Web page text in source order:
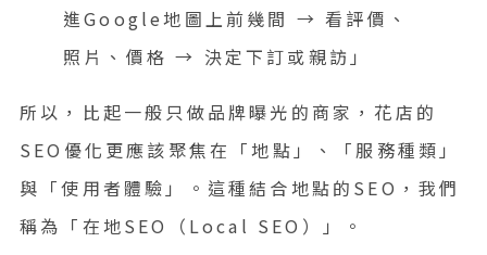
進Google地圖上前幾間 → 看評價、
照片、價格 → 決定下訂或親訪」
所以，比起一般只做品牌曝光的商家，花店的
SEO優化更應該聚焦在「地點」、「服務種類」
與「使用者體驗」。這種結合地點的SEO，我們
稱為「在地SEO（Local SEO）」。